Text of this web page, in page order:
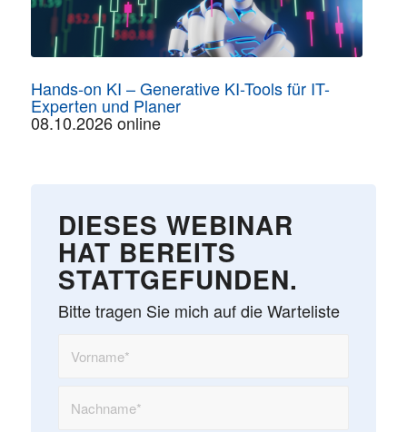
Hands-on KI – Generative KI-Tools für IT-
Experten und Planer
08.10.2026 online
DIESES WEBINAR
HAT BEREITS
STATTGEFUNDEN.
Bitte tragen Sie mich auf die Warteliste